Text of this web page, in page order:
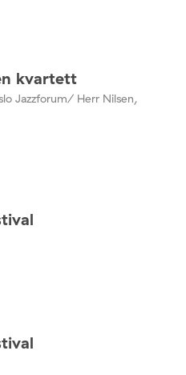
kvartett
Jazzforum/ Herr Nilsen,